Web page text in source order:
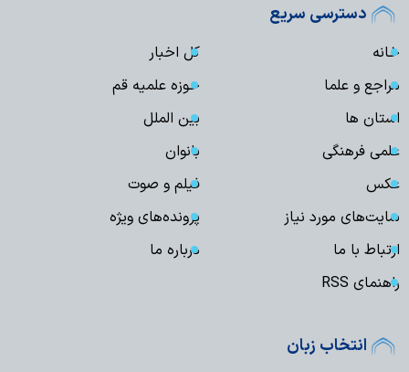
دسترسی سریع
خانه
کل اخبار
مراجع و علما
حوزه علمیه قم
استان ها
بین الملل
علمی فرهنگی
بانوان
عکس
فیلم و صوت
سایت‌های مورد نیاز
پرونده‌های ویژه
ارتباط با ما
درباره ما
راهنمای RSS
انتخاب زبان